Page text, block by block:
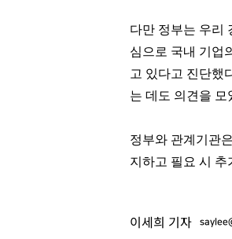
정동원
[관련 기사]
다만 정부는 우리
심으로 국내 기업
고 있다고 진단했
는 데도 의견을 모
정부와 관계기관
지하고 필요 시 추
이세희 기자